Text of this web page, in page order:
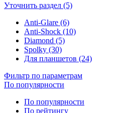
Уточнить раздел (5)
Anti-Glare (6)
Anti-Shock (10)
Diamond (5)
Spolky (30)
Для планшетов (24)
Фильтр по параметрам
По популярности
По популярности
По рейтингу